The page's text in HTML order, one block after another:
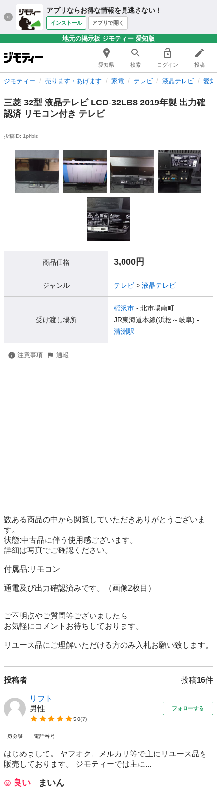
アプリならお得な情報を見逃さない！
インストール アプリで開く
地元の掲示板 ジモティー 愛知版
愛知県 検索 ログイン 投稿
ジモティー 売ります・あげます 家電 テレビ 液晶テレビ 愛
三菱 32型 液晶テレビ LCD-32LB8 2019年製 出力確
認済 リモコン付き テレビ
投稿ID: 1phbls
商品価格 3,000円
ジャンル テレビ > 液晶テレビ
受け渡し場所
稲沢市 - 北市場南町
JR東海道本線(浜松～岐阜) -
清洲駅
注意事項 通報
数ある商品の中から閲覧していただきありがとうございま
す。
状態:中古品に伴う使用感ございます。
詳細は写真でご確認ください。
付属品:リモコン
通電及び出力確認済みです。（画像2枚目）
ご不明点やご質問等ございましたら
お気軽にコメントお待ちしております。
投稿者 投稿16件
リフト
男性
5.0(7)
フォローする
身分証 電話番号
はじめまして。 ヤフオク、メルカリ等で主にリユース品を
販売しております。 ジモティーでは主に...
良い まいん